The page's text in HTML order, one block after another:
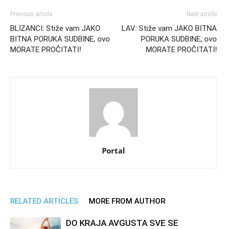
Previous article
BLIZANCI: Stiže vam JAKO
BITNA PORUKA SUDBINE, ovo
MORATE PROČITATI!
Next article
LAV: Stiže vam JAKO BITNA
PORUKA SUDBINE, ovo
MORATE PROČITATI!
Portal
RELATED ARTICLES MORE FROM AUTHOR
DO KRAJA AVGUSTA SVE SE